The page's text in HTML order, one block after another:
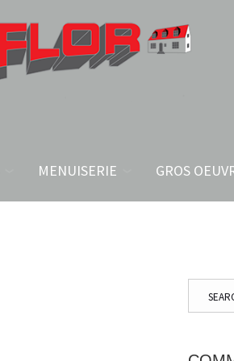
MENUISERIE GROS